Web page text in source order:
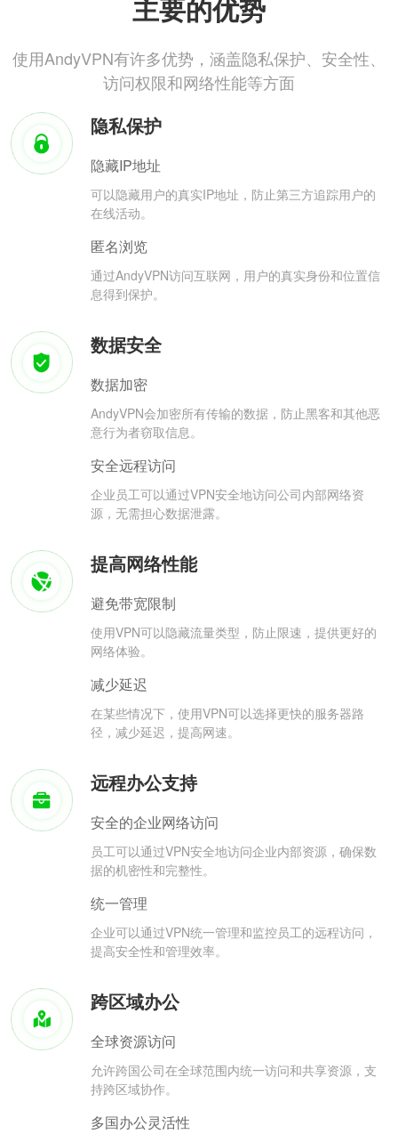
主要的优势
使用AndyVPN有许多优势，涵盖隐私保护、安全性、
访问权限和网络性能等方面
隐私保护
隐藏IP地址
可以隐藏用户的真实IP地址，防止第三方追踪用户的
在线活动。
匿名浏览
通过AndyVPN访问互联网，用户的真实身份和位置信
息得到保护。
数据安全
数据加密
AndyVPN会加密所有传输的数据，防止黑客和其他恶
意行为者窃取信息。
安全远程访问
企业员工可以通过VPN安全地访问公司内部网络资
源，无需担心数据泄露。
提高网络性能
避免带宽限制
使用VPN可以隐藏流量类型，防止限速，提供更好的
网络体验。
减少延迟
在某些情况下，使用VPN可以选择更快的服务器路
径，减少延迟，提高网速。
远程办公支持
安全的企业网络访问
员工可以通过VPN安全地访问企业内部资源，确保数
据的机密性和完整性。
统一管理
企业可以通过VPN统一管理和监控员工的远程访问，
提高安全性和管理效率。
跨区域办公
全球资源访问
允许跨国公司在全球范围内统一访问和共享资源，支
持跨区域协作。
多国办公灵活性